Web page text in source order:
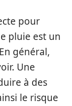
pour
pluie est un
général,
Une
à des
le risque